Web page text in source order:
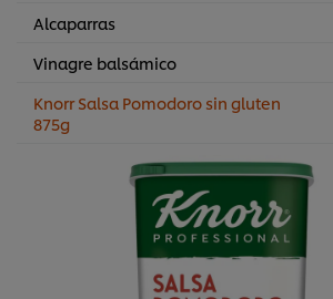
Alcaparras
Vinagre balsámico
Knorr Salsa Pomodoro sin gluten
875g